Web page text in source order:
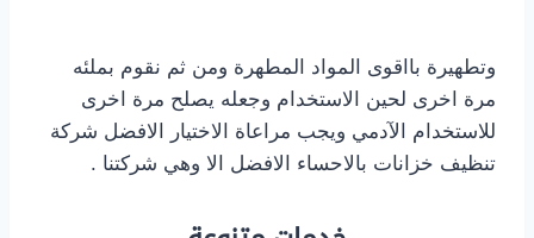
وتطهيرة بااقوى المواد المطهرة ومن ثم نقوم بملئه
مرة اخرى لحين الاستخدام وجعله يصلح مرة اخرى
للاستخدام الآدمي ويجب مراعاة الاختيار الافضل شركة
تنظيف خزانات بالاحساء الافضل الا وهي شركتنا .